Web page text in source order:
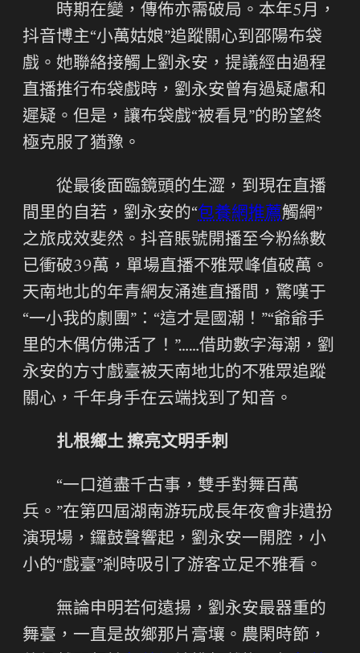
時期在變，傳佈亦需破局。本年5月，
抖音博主“小萬姑娘”追蹤關心到邵陽布袋
戲。她聯絡接觸上劉永安，提議經由過程
直播推行布袋戲時，劉永安曾有過疑慮和
遲疑。但是，讓布袋戲“被看見”的盼望終
極克服了猶豫。
從最後面臨鏡頭的生澀，到現在直播
間里的自若，劉永安的“包養網推薦觸網”
之旅成效斐然。抖音賬號開播至今粉絲數
已衝破39萬，單場直播不雅眾峰值破萬。
天南地北的年青網友涌進直播間，驚嘆于
“一小我的劇團”：“這才是國潮！”“爺爺手
里的木偶仿佛活了！”……借助數字海潮，劉
永安的方寸戲臺被天南地北的不雅眾追蹤
關心，千年身手在云端找到了知音。
扎根鄉土 擦亮文明手刺
“一口道盡千古事，雙手對舞百萬
兵。”在第四屆湖南游玩成長年夜會非遺扮
演現場，鑼鼓聲響起，劉永安一開腔，小
小的“戲臺”剎時吸引了游客立足不雅看。
無論申明若何遠揚，劉永安最器重的
舞臺，一直是故鄉那片膏壤。農閑時節，